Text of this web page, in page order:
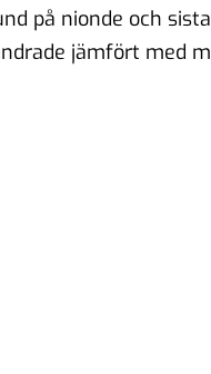
på nionde och
jämfört med